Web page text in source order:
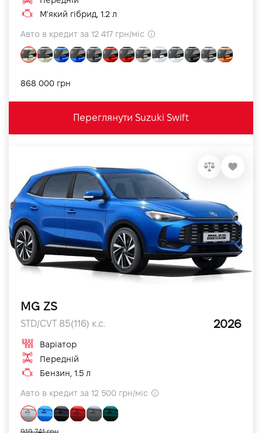
М'який гібрид, 1.2 л
Авто в кредит за 12 417 грн/міс
868 000 грн
Переглянути Suzuki Swift
MG ZS
STD/CVT 85(116) к.с. 2026
Варіатор
Передній
Бензин, 1.5 л
Авто в кредит за 12 500 грн/міс